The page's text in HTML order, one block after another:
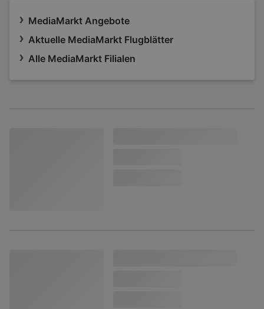
MediaMarkt Angebote
Aktuelle MediaMarkt Flugblätter
Alle MediaMarkt Filialen